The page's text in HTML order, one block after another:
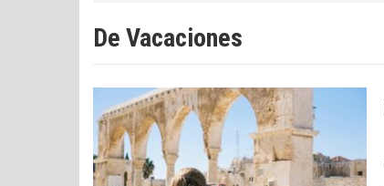
De Vacaciones